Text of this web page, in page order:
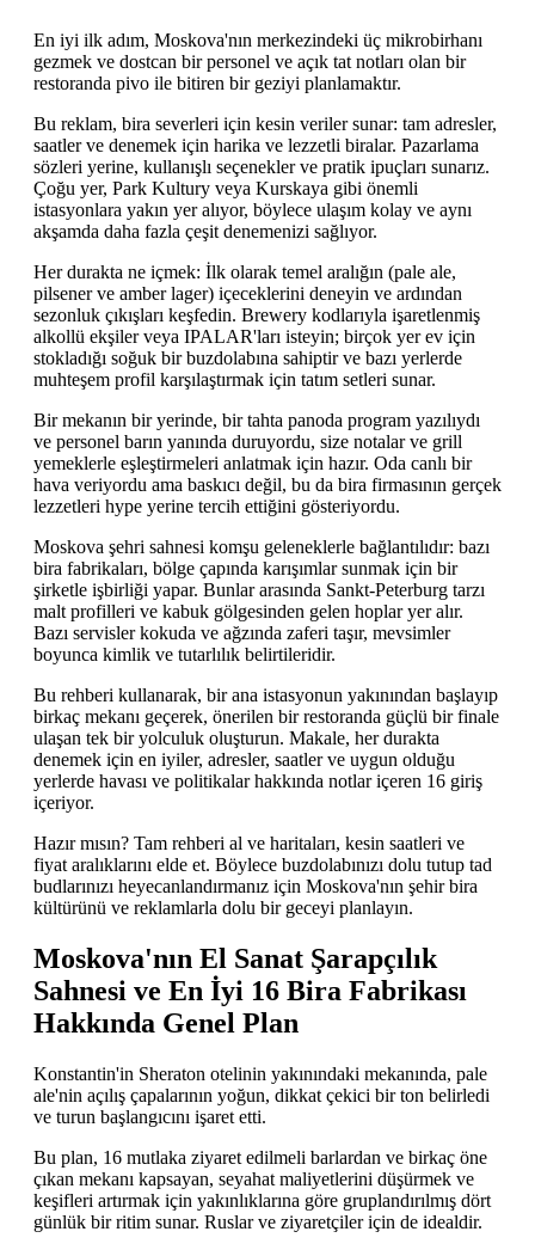
En iyi ilk adım, Moskova'nın merkezindeki üç mikrobirhanı
gezmek ve dostcan bir personel ve açık tat notları olan bir
restoranda pivo ile bitiren bir geziyi planlamaktır.
Bu reklam, bira severleri için kesin veriler sunar: tam adresler,
saatler ve denemek için harika ve lezzetli biralar. Pazarlama
sözleri yerine, kullanışlı seçenekler ve pratik ipuçları sunarız.
Çoğu yer, Park Kultury veya Kurskaya gibi önemli
istasyonlara yakın yer alıyor, böylece ulaşım kolay ve aynı
akşamda daha fazla çeşit denemenizi sağlıyor.
Her durakta ne içmek: İlk olarak temel aralığın (pale ale,
pilsener ve amber lager) içeceklerini deneyin ve ardından
sezonluk çıkışları keşfedin. Brewery kodlarıyla işaretlenmiş
alkollü ekşiler veya IPALAR'ları isteyin; birçok yer ev için
stokladığı soğuk bir buzdolabına sahiptir ve bazı yerlerde
muhteşem profil karşılaştırmak için tatım setleri sunar.
Bir mekanın bir yerinde, bir tahta panoda program yazılıydı
ve personel barın yanında duruyordu, size notalar ve grill
yemeklerle eşleştirmeleri anlatmak için hazır. Oda canlı bir
hava veriyordu ama baskıcı değil, bu da bira firmasının gerçek
lezzetleri hype yerine tercih ettiğini gösteriyordu.
Moskova şehri sahnesi komşu geleneklerle bağlantılıdır: bazı
bira fabrikaları, bölge çapında karışımlar sunmak için bir
şirketle işbirliği yapar. Bunlar arasında Sankt-Peterburg tarzı
malt profilleri ve kabuk gölgesinden gelen hoplar yer alır.
Bazı servisler kokuda ve ağzında zaferi taşır, mevsimler
boyunca kimlik ve tutarlılık belirtileridir.
Bu rehberi kullanarak, bir ana istasyonun yakınından başlayıp
birkaç mekanı geçerek, önerilen bir restoranda güçlü bir finale
ulaşan tek bir yolculuk oluşturun. Makale, her durakta
denemek için en iyiler, adresler, saatler ve uygun olduğu
yerlerde havası ve politikalar hakkında notlar içeren 16 giriş
içeriyor.
Hazır mısın? Tam rehberi al ve haritaları, kesin saatleri ve
fiyat aralıklarını elde et. Böylece buzdolabınızı dolu tutup tad
budlarınızı heyecanlandırmanız için Moskova'nın şehir bira
kültürünü ve reklamlarla dolu bir geceyi planlayın.
Moskova'nın El Sanat Şarapçılık
Sahnesi ve En İyi 16 Bira Fabrikası
Hakkında Genel Plan
Konstantin'in Sheraton otelinin yakınındaki mekanında, pale
ale'nin açılış çapalarının yoğun, dikkat çekici bir ton belirledi
ve turun başlangıcını işaret etti.
Bu plan, 16 mutlaka ziyaret edilmeli barlardan ve birkaç öne
çıkan mekanı kapsayan, seyahat maliyetlerini düşürmek ve
keşifleri artırmak için yakınlıklarına göre gruplandırılmış dört
günlük bir ritim sunar. Ruslar ve ziyaretçiler için de idealdir.